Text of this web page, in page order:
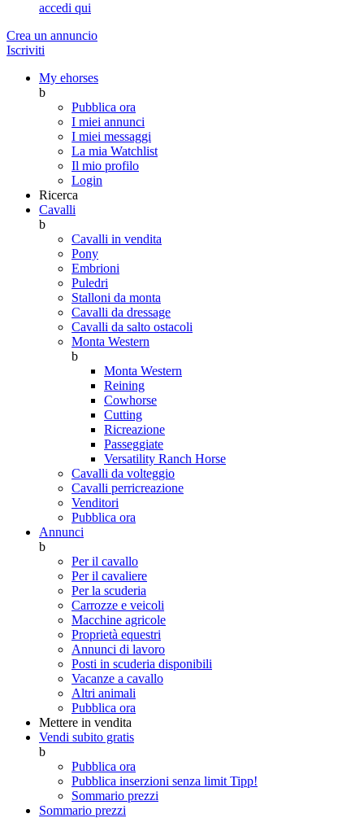
accedi qui
Crea un annuncio
Iscriviti
My ehorses
b
Pubblica ora
I miei annunci
I miei messaggi
La mia Watchlist
Il mio profilo
Login
Ricerca
Cavalli
b
Cavalli in vendita
Pony
Embrioni
Puledri
Stalloni da monta
Cavalli da dressage
Cavalli da salto ostacoli
Monta Western
b
Monta Western
Reining
Cowhorse
Cutting
Ricreazione
Passeggiate
Versatility Ranch Horse
Cavalli da volteggio
Cavalli perricreazione
Venditori
Pubblica ora
Annunci
b
Per il cavallo
Per il cavaliere
Per la scuderia
Carrozze e veicoli
Macchine agricole
Proprietà equestri
Annunci di lavoro
Posti in scuderia disponibili
Vacanze a cavallo
Altri animali
Pubblica ora
Mettere in vendita
Vendi subito gratis
b
Pubblica ora
Pubblica inserzioni senza limit Tipp!
Sommario prezzi
Sommario prezzi